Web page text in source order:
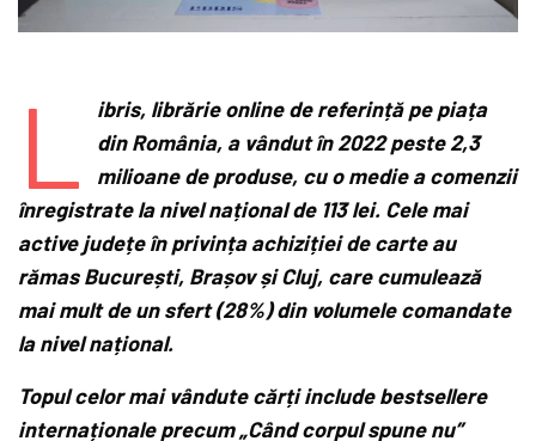
L
ibris, librărie online de referință pe piața
din România, a vândut în 2022 peste 2,3
milioane de produse, cu o medie a comenzii
înregistrate la nivel național de 113 lei. Cele mai
active județe în privința achiziției de carte au
rămas București, Brașov și Cluj, care cumulează
mai mult de un sfert (28%) din volumele comandate
la nivel național.
Topul celor mai vândute cărți include bestsellere
internaționale precum „Când corpul spune nu”